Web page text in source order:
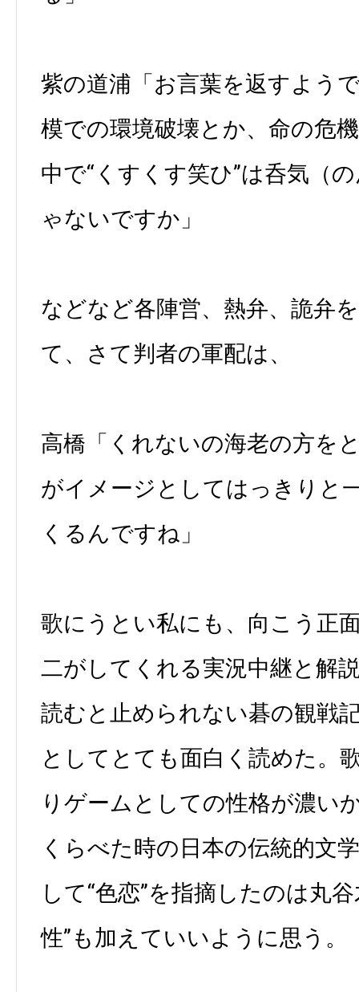
紫の道浦「お言葉を返すよう
模での環境破壊とか、命の危
中で“くすくす笑ひ”は呑気（
ゃないですか」
などなど各陣営、熱弁、詭弁
て、さて判者の軍配は、
高橋「くれないの海老の方を
がイメージとしてはっきりと
くるんですね」
歌にうとい私にも、向こう正
二がしてくれる実況中継と解
読むと止められない碁の観戦
としてとても面白く読めた。
りゲームとしての性格が濃い
くらべた時の日本の伝統的文
して“色恋”を指摘したのは丸
性”も加えていいように思う。